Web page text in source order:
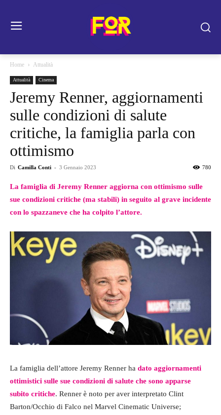
Home Attualità
Attualità Cinema
Jeremy Renner, aggiornamenti
sulle condizioni di salute
critiche, la famiglia parla con
ottimismo
Di Camilla Conti - 3 Gennaio 2023 780
La famiglia di Jeremy Renner aggiorna con ottimismo sulle
sue condizioni critiche (ma stabili) in seguito al grave incidente
con lo spazzaneve che ha colpito l’attore.
La famiglia dell’attore Jeremy Renner ha dato aggiornamenti
ottimistici sulle sue condizioni di salute che sono apparse
subito critiche. Renner è noto per aver interpretato Clint
Barton/Occhio di Falco nel Marvel Cinematic Universe;